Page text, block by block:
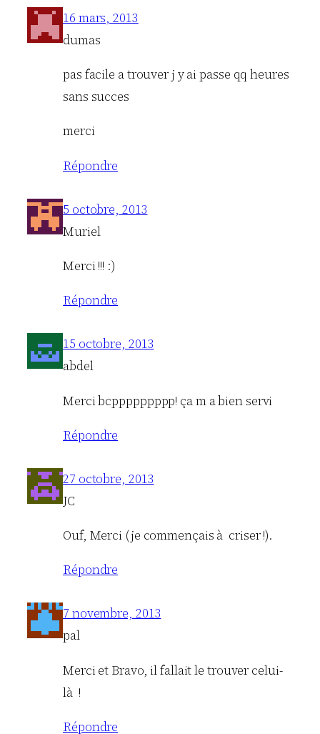
16 mars, 2013
dumas
pas facile a trouver j y ai passe qq heures
sans succes
merci
Répondre
5 octobre, 2013
Muriel
Merci !!! :)
Répondre
15 octobre, 2013
abdel
Merci bcppppppppp! ça m a bien servi
Répondre
27 octobre, 2013
JC
Ouf, Merci (je commençais à criser !).
Répondre
7 novembre, 2013
pal
Merci et Bravo, il fallait le trouver celui-
là !
Répondre